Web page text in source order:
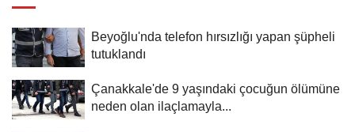
Beyoğlu'nda telefon hırsızlığı yapan şüpheli
tutuklandı
Çanakkale'de 9 yaşındaki çocuğun ölümüne
neden olan ilaçlamayla...